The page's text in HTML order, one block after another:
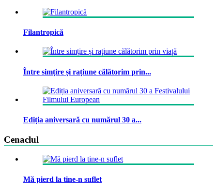
Filantropică
Între simțire și rațiune călătorim prin...
Ediția aniversară cu numărul 30 a...
Cenaclul
Mă pierd la tine-n suflet